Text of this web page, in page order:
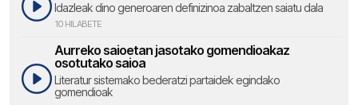
Idazleak dino generoaren definizinoa zabaltzen saiatu dala
10 HILABETE
Aurreko saioetan jasotako gomendioakaz
osotutako saioa
Literatur sistemako bederatzi partaidek egindako
gomendioak